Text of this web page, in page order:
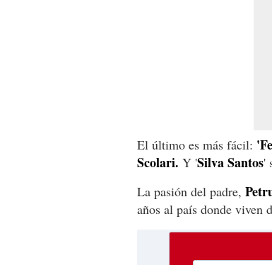
El último es más fácil:
Scolari. Y 'Silva Santos'
La pasión del padre,
años al país donde viven